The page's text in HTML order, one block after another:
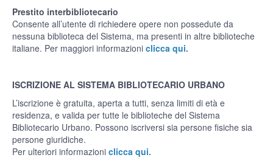
Prestito interbibliotecario
Consente all’utente di richiedere opere non possedute da
nessuna biblioteca del Sistema, ma presenti in altre biblioteche
italiane. Per maggiori informazioni clicca qui.
ISCRIZIONE AL SISTEMA BIBLIOTECARIO URBANO
L’iscrizione è gratuita, aperta a tutti, senza limiti di età e
residenza, e valida per tutte le biblioteche del Sistema
Bibliotecario Urbano. Possono iscriversi sia persone fisiche sia
persone giuridiche.
Per ulteriori informazioni clicca qui.